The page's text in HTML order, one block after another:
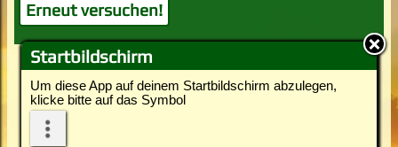
Startbildschirm
Um diese App auf deinem Startbildschirm abzulegen,
klicke bitte auf das Symbol
Erneut versuchen!